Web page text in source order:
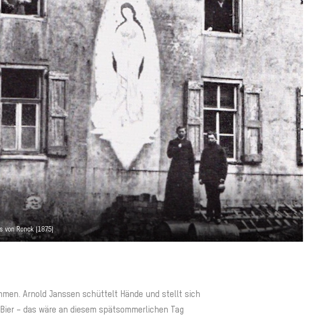
von Ronck (1875)
Arnold Janssen schüttelt Hände und stellt sich
– das wäre an diesem spätsommerlichen Tag